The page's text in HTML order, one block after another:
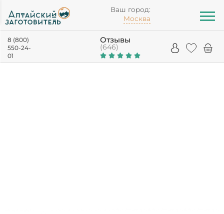
Ваш город:
Москва
8 (800)
550-24-
01
Отзывы
(646)